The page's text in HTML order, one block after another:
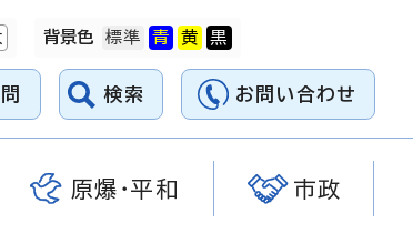
背景色
検索 お問い合わせ
原爆・平和 市政